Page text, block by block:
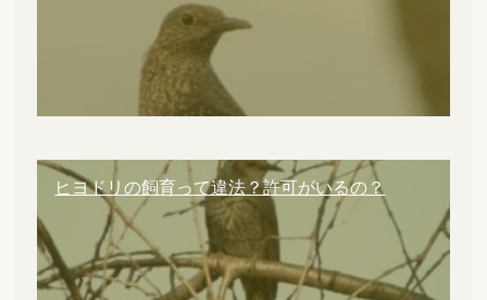
ヒヨドリの飼育って違法？許可がいるの？